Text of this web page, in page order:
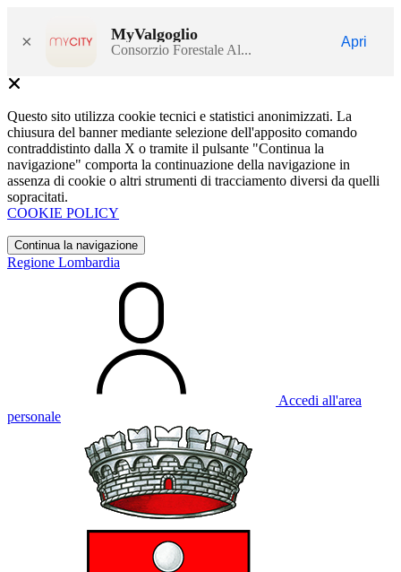
× MyValgoglio
Consorzio Forestale Al...
Apri
Questo sito utilizza cookie tecnici e statistici anonimizzati. La
chiusura del banner mediante selezione dell'apposito comando
contraddistinto dalla X o tramite il pulsante "Continua la
navigazione" comporta la continuazione della navigazione in
assenza di cookie o altri strumenti di tracciamento diversi da quelli
sopracitati.
COOKIE POLICY
Continua la navigazione
Regione Lombardia
Accedi all'area
personale